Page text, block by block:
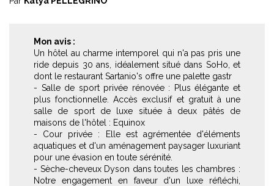
Mon avis :
Un hôtel au charme intemporel qui n'a pas pris une
ride depuis 30 ans, idéalement situé dans SoHo, et
dont le restaurant Sartanio's offre une palette gastr
- Salle de sport privée rénovée : Plus élégante et
plus fonctionnelle. Accès exclusif et gratuit à une
salle de sport de luxe située à deux pâtés de
maisons de l'hôtel : Equinox
- Cour privée : Elle est agrémentée d'éléments
aquatiques et d'un aménagement paysager luxuriant
pour une évasion en toute sérénité.
- Sèche-cheveux Dyson dans toutes les chambres :
Notre engagement en faveur d'un luxe réfléchi,